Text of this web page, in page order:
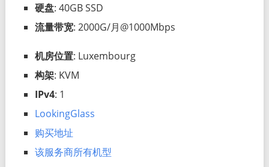
硬盘: 40GB SSD
流量带宽: 2000G/月@1000Mbps
机房位置: Luxembourg
构架: KVM
IPv4: 1
LookingGlass
购买地址
该服务商所有机型